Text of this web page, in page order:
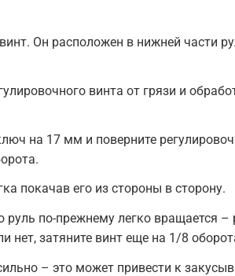
Он расположен в нижней части
винта от грязи и
на 17 мм и поверните
покачав его из стороны в сторону.
по-прежнему легко вращается –
нет, затяните винт еще на 1/8
– это может привести к